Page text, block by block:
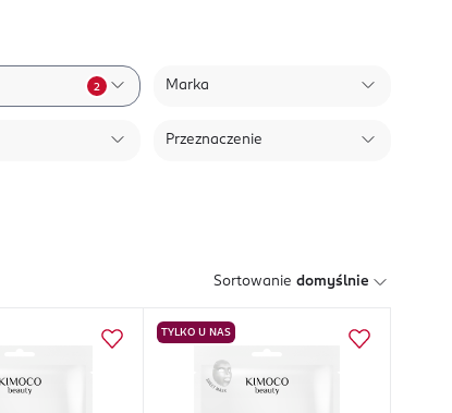
2 Marka
Przeznaczenie
Sortowanie domyślnie
TYLKO U NAS